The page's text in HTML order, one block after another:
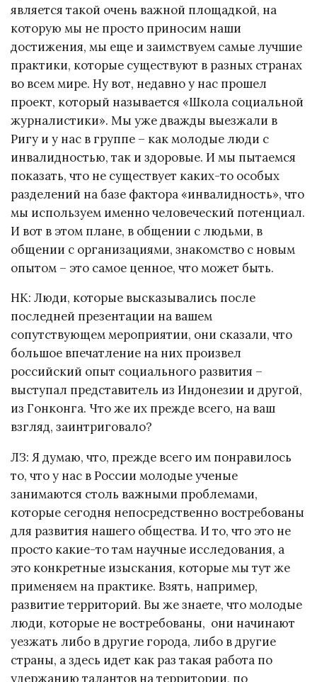
является такой очень важной площадкой, на
которую мы не просто приносим наши
достижения, мы еще и заимствуем самые лучшие
практики, которые существуют в разных странах
во всем мире. Ну вот, недавно у нас прошел
проект, который называется «Школа социальной
журналистики». Мы уже дважды выезжали в
Ригу и у нас в группе – как молодые люди с
инвалидностью, так и здоровые. И мы пытаемся
показать, что не существует каких-то особых
разделений на базе фактора «инвалидность», что
мы используем именно человеческий потенциал.
И вот в этом плане, в общении с людьми, в
общении с организациями, знакомство с новым
опытом – это самое ценное, что может быть.
НК: Люди, которые высказывались после
последней презентации на вашем
сопутствующем мероприятии, они сказали, что
большое впечатление на них произвел
российский опыт социального развития –
выступал представитель из Индонезии и другой,
из Гонконга. Что же их прежде всего, на ваш
взгляд, заинтриговало?
ЛЗ: Я думаю, что, прежде всего им понравилось
то, что у нас в России молодые ученые
занимаются столь важными проблемами,
которые сегодня непосредственно востребованы
для развития нашего общества. И то, что это не
просто какие-то там научные исследования, а
это конкретные изыскания, которые мы тут же
применяем на практике. Взять, например,
развитие территорий. Вы же знаете, что молодые
люди, которые не востребованы, они начинают
уезжать либо в другие города, либо в другие
страны, а здесь идет как раз такая работа по
удержанию талантов на территории, по